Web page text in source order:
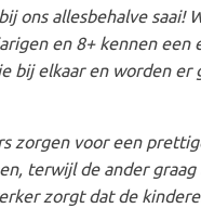
ons allesbehalve saai!
en 8+ kennen een
bij elkaar en worden er
zorgen voor een
terwijl de ander
zorgt dat de